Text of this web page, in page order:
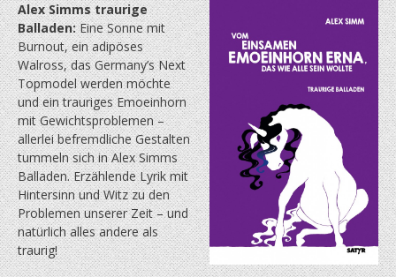
Alex Simms traurige
Balladen:Eine Sonne mit
Burnout, ein adipöses
Walross, das Germany’s Next
Topmodel werden möchte
und ein trauriges Emoeinhorn
mit Gewichtsproblemen –
allerlei befremdliche Gestalten
tummeln sich in Alex Simms
Balladen. Erzählende Lyrik mit
Hintersinn und Witz zu den
Problemen unserer Zeit – und
natürlich alles andere als
traurig!